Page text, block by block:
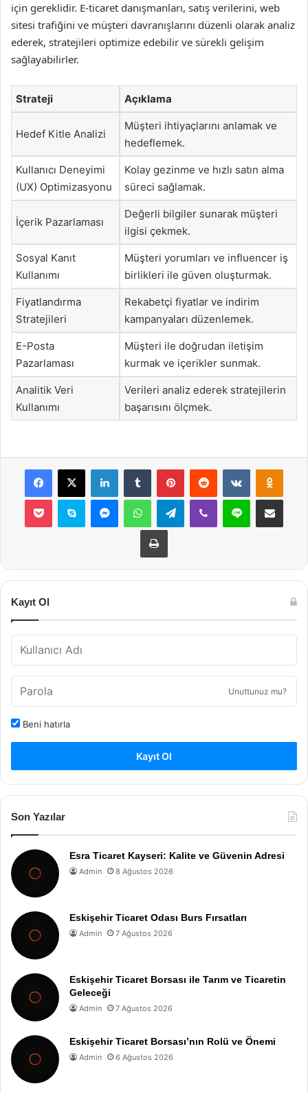
için gereklidir. E-ticaret danışmanları, satış verilerini, web
sitesi trafiğini ve müşteri davranışlarını düzenli olarak analiz
ederek, stratejileri optimize edebilir ve sürekli gelişim
sağlayabilirler.
Strateji Açıklama
Hedef Kitle Analizi
Müşteri ihtiyaçlarını anlamak ve
hedeflemek.
Kullanıcı Deneyimi
(UX) Optimizasyonu
Kolay gezinme ve hızlı satın alma
süreci sağlamak.
İçerik Pazarlaması
Değerli bilgiler sunarak müşteri
ilgisi çekmek.
Sosyal Kanıt
Kullanımı
Müşteri yorumları ve influencer iş
birlikleri ile güven oluşturmak.
Fiyatlandırma
Stratejileri
Rekabetçi fiyatlar ve indirim
kampanyaları düzenlemek.
E-Posta
Pazarlaması
Müşteri ile doğrudan iletişim
kurmak ve içerikler sunmak.
Analitik Veri
Kullanımı
Verileri analiz ederek stratejilerin
başarısını ölçmek.
Facebook
X LinkedInTumblr PinterestReddit VKontakte
Pocket Skype MessengerWhatsAppTelegramViber Line E-Posta ile
Yazdır
Kayıt Ol
Unuttunuz mu?
Beni hatırla
Kayıt Ol
Son Yazılar
Esra Ticaret Kayseri: Kalite ve Güvenin Adresi
Admin 8 Ağustos 2026
Eskişehir Ticaret Odası Burs Fırsatları
Admin 7 Ağustos 2026
Eskişehir Ticaret Borsası ile Tarım ve Ticaretin
Geleceği
Admin 7 Ağustos 2026
Eskişehir Ticaret Borsası’nın Rolü ve Önemi
Admin 6 Ağustos 2026